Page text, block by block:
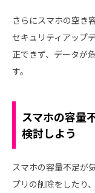
さらにスマホの空き
セキュリティアップ
正できず、データが
す。
スマホの容量
検討しよう
スマホの容量不足が
プリの削除をしたり